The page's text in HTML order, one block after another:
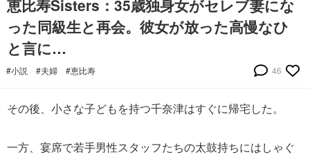
恵比寿Sisters：35歳独身女がセレブ妻にな
った同級生と再会。彼女が放った高慢なひ
と言に…
#小説 #夫婦 #恵比寿 46
その後、小さな子どもを持つ千奈津はすぐに帰宅した。
一方、宴席で若手男性スタッフたちの太鼓持ちにはしゃぐ